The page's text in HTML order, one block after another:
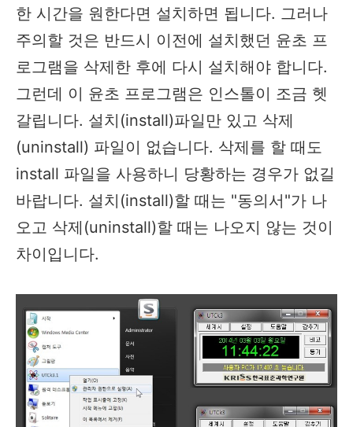
한 시간을 원한다면 설치하면 됩니다. 그러나
주의할 것은 반드시 이전에 설치했던 윤초 프
로그램을 삭제한 후에 다시 설치해야 합니다.
그런데 이 윤초 프로그램은 인스톨이 조금 헷
갈립니다. 설치(install)파일만 있고 삭제
(uninstall) 파일이 없습니다. 삭제를 할 때도
install 파일을 사용하니 당황하는 경우가 없길
바랍니다. 설치(install)할 때는 "동의서"가 나
오고 삭제(uninstall)할 때는 나오지 않는 것이
차이입니다.